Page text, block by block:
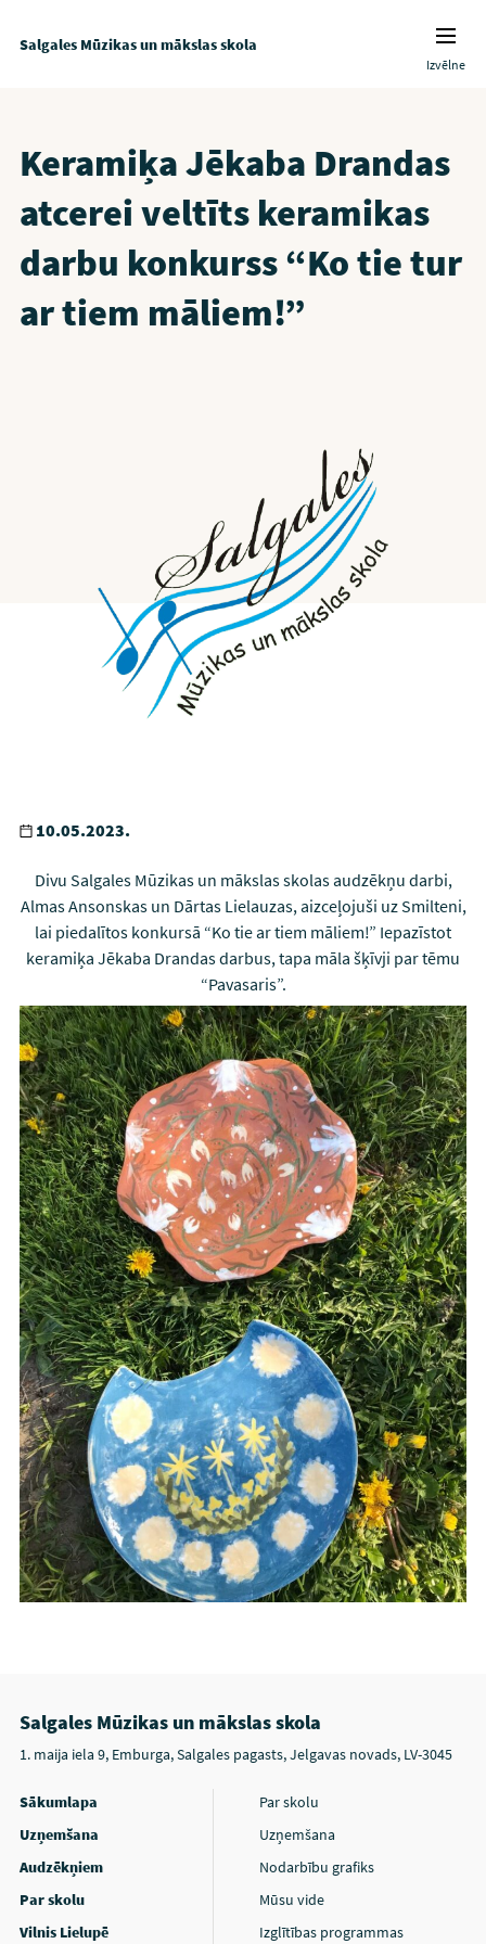
Salgales Mūzikas un mākslas skola
Izvēlne
Keramiķa Jēkaba Drandas
atcerei veltīts keramikas
darbu konkurss “Ko tie tur
ar tiem māliem!”
10.05.2023.
Divu Salgales Mūzikas un mākslas skolas audzēkņu darbi,
Almas Ansonskas un Dārtas Lielauzas, aizceļojuši uz Smilteni,
lai piedalītos konkursā “Ko tie ar tiem māliem!” Iepazīstot
keramiķa Jēkaba Drandas darbus, tapa māla šķīvji par tēmu
“Pavasaris”.
Salgales Mūzikas un mākslas skola
1. maija iela 9, Emburga, Salgales pagasts, Jelgavas novads, LV-3045
Sākumlapa
Uzņemšana
Audzēkņiem
Par skolu
Vilnis Lielupē
Par skolu
Uzņemšana
Nodarbību grafiks
Mūsu vide
Izglītības programmas